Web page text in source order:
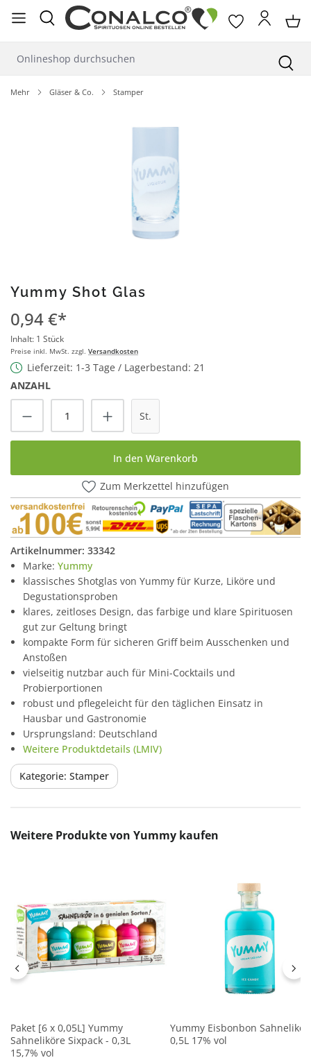
springen
Mehr Gläser & Co. Stamper
Yummy Shot Glas
0,94 €*
Inhalt: 1 Stück
Preise inkl. MwSt. zzgl. Versandkosten
Lieferzeit: 1-3 Tage / Lagerbestand: 21
ANZAHL
Produkt Anzahl: Gib den gewünschten
St.
In den Warenkorb
Zum Merkzettel hinzufügen
Artikelnummer: 33342
Marke: Yummy
klassisches Shotglas von Yummy für Kurze, Liköre und
Degustationsproben
klares, zeitloses Design, das farbige und klare Spirituosen
gut zur Geltung bringt
kompakte Form für sicheren Griff beim Ausschenken und
Anstoßen
vielseitig nutzbar auch für Mini-Cocktails und
Probierportionen
robust und pflegeleicht für den täglichen Einsatz in
Hausbar und Gastronomie
Ursprungsland: Deutschland
Weitere Produktdetails (LMIV)
Kategorie: Stamper
Produktgalerie überspringen
Weitere Produkte von Yummy kaufen
Paket [6 x 0,05L] Yummy
Sahneliköre Sixpack - 0,3L
15,7% vol
Yummy Eisbonbon Sahnelikör
0,5L 17% vol